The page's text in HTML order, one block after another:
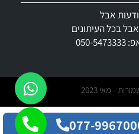
אבל
בכל העיתונים
- מאי 2023